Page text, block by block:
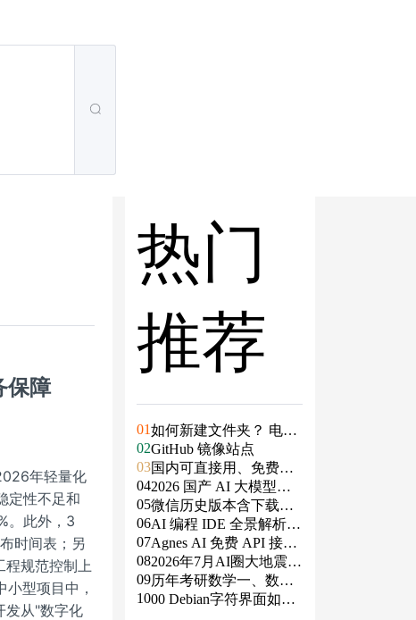
保障
年轻量化
定性不足和
。此外，3
时间表；另
程规范控制上
型项目中，
发从"数字化
热门
推荐
01如何新建文件夹？ 电脑
新建文件夹的4种方法
02GitHub 镜像站点
03国内可直接用、免费额
度/永久免费的大模型AP
I清单（含 SiliconFlow、
火山、阿里、智谱、百
度、Kimi、DeepSeek、
DMXAPI 等）
042026 国产 AI 大模型横
评：DeepSeek、通义千
问、Kimi、文心一言、
星火、豆包谁更能打？
05微信历史版本含下载地
址（ Windows PC | 安卓
| MAC ）及设置微信不
更新
06AI 编程 IDE 全景解析 2
026：Agent 全面接管开
发链路
07Agnes AI 免费 API 接入
指南：文本、生图、生
视频，一套接口全免费
082026年7月AI圈大地震：
GPT-5.6被政府限制、Cl
aude入驻Slack、Anthrop
09历年考研数学一、数学
二、数学三真题试卷及
1000 Debian字符界面如何